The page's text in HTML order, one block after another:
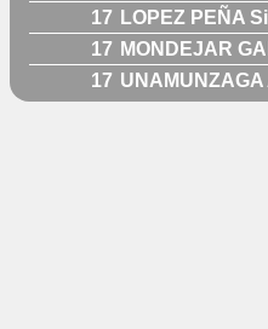
17 LOPEZ PEÑA
17 MONDEJAR
17